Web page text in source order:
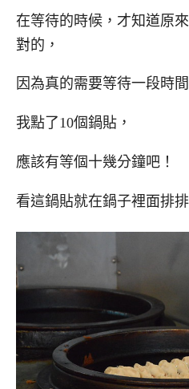
在等待的時候，才知道原
對的，
因為真的需要等待一段時間
我點了10個鍋貼，
應該有等個十幾分鐘吧！
看這鍋貼就在鍋子裡面排排